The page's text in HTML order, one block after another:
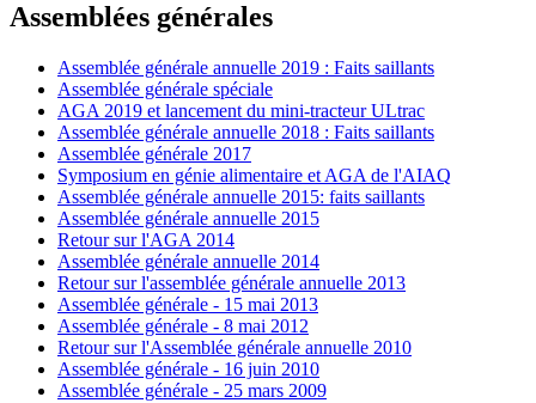
Assemblées générales
Assemblée générale annuelle 2019 : Faits saillants
Assemblée générale spéciale
AGA 2019 et lancement du mini-tracteur ULtrac
Assemblée générale annuelle 2018 : Faits saillants
Assemblée générale 2017
Symposium en génie alimentaire et AGA de l'AIAQ
Assemblée générale annuelle 2015: faits saillants
Assemblée générale annuelle 2015
Retour sur l'AGA 2014
Assemblée générale annuelle 2014
Retour sur l'assemblée générale annuelle 2013
Assemblée générale - 15 mai 2013
Assemblée générale - 8 mai 2012
Retour sur l'Assemblée générale annuelle 2010
Assemblée générale - 16 juin 2010
Assemblée générale - 25 mars 2009